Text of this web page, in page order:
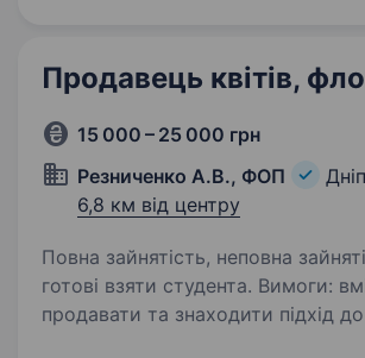
Продавець квітів,
15 000 – 25 000 грн
Резниченко А.В., ФОП
6,8 км від центру
Повна зайнятість, неповна
готові взяти студента. Вимоги: вміння
продавати та знаходити підхід до